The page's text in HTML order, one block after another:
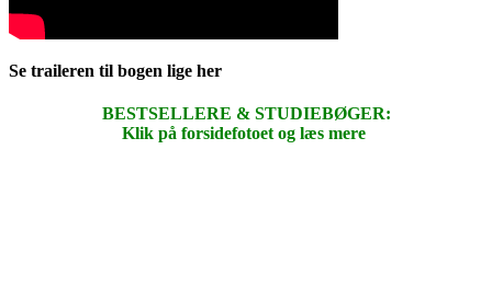
Se traileren til bogen lige her
BESTSELLERE & STUDIEBØGER:
Klik på forsidefotoet og læs mere